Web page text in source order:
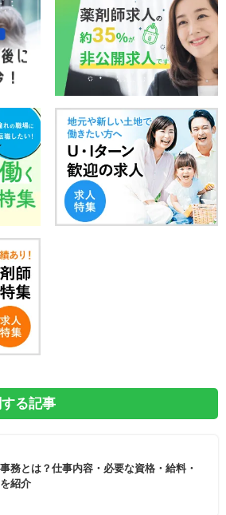
る記事
務とは？仕事内容・必要な資格・給料・
紹介